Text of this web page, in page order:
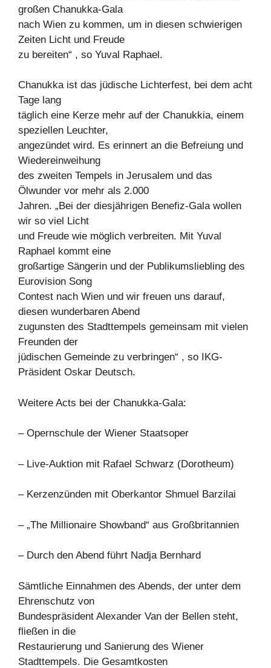
großen Chanukka-Gala
nach Wien zu kommen, um in diesen schwierigen
Zeiten Licht und Freude
zu bereiten“ , so Yuval Raphael.
Chanukka ist das jüdische Lichterfest, bei dem acht
Tage lang
täglich eine Kerze mehr auf der Chanukkia, einem
speziellen Leuchter,
angezündet wird. Es erinnert an die Befreiung und
Wiedereinweihung
des zweiten Tempels in Jerusalem und das
Ölwunder vor mehr als 2.000
Jahren. „Bei der diesjährigen Benefiz-Gala wollen
wir so viel Licht
und Freude wie möglich verbreiten. Mit Yuval
Raphael kommt eine
großartige Sängerin und der Publikumsliebling des
Eurovision Song
Contest nach Wien und wir freuen uns darauf,
diesen wunderbaren Abend
zugunsten des Stadttempels gemeinsam mit vielen
Freunden der
jüdischen Gemeinde zu verbringen“ , so IKG-
Präsident Oskar Deutsch.
Weitere Acts bei der Chanukka-Gala:
– Opernschule der Wiener Staatsoper
– Live-Auktion mit Rafael Schwarz (Dorotheum)
– Kerzenzünden mit Oberkantor Shmuel Barzilai
– „The Millionaire Showband“ aus Großbritannien
– Durch den Abend führt Nadja Bernhard
Sämtliche Einnahmen des Abends, der unter dem
Ehrenschutz von
Bundespräsident Alexander Van der Bellen steht,
fließen in die
Restaurierung und Sanierung des Wiener
Stadttempels. Die Gesamtkosten